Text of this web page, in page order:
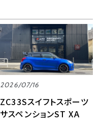
2026/07/16
ZC33Sスイフトスポーツ
サスペンションST XA